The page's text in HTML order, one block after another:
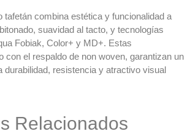
tafetán combina estética y funcionalidad a
suavidad al tacto, y tecnologías
Fobiak, Color+ y MD+. Estas
con el respaldo de non woven, garantizan un
durabilidad, resistencia y atractivo visual
Relacionados